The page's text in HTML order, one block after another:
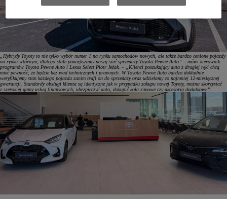
„Hybrydy Toyoty to nie tylko wybór numer 1 na rynku samochodów nowych, ale także bardzo cenione pojazdy
na rynku wtórnym, dlatego stale powiększamy naszą sieć sprzedaży Toyota Pewne Auto” – mówi kierownik
programów Toyota Pewne Auto i Lexus Select Piotr Jeżak. – „Klienci poszukujący auta z drugiej ręki chcą
mieć pewność, że będzie bez wad technicznych i prawnych. W Toyota Pewne Auto bardzo dokładnie
weryfikujemy stan każdego pojazdu zanim trafi on do sprzedaży oraz udzielamy co najmniej 12-miesięcznej
gwarancji. Standardy obsługi klienta są identyczne jak w przypadku zakupu nowej Toyoty, można skorzystać
z szerokiej gamy usług finansowych, ubezpieczyć auto, dokupić koła zimowe czy akcesoria dodatkowe”.